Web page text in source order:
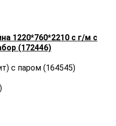
к (164474)
1220*760*2210 с г/м с
(172446)
с паром (164545)
(164476)
(164471)